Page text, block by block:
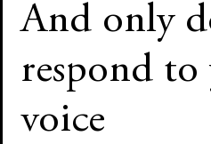
And only
respond to
voice